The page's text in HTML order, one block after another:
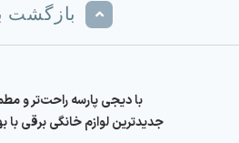
بازگشت
با دیجی پارسه راحت‌تر و
جدیدترین لوازم خانگی برقی